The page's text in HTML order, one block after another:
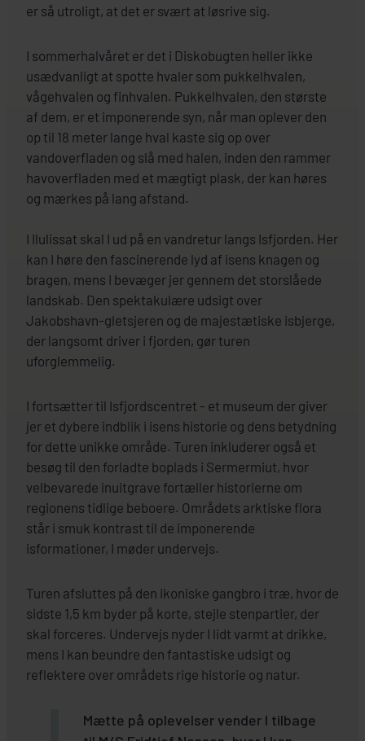
er så utroligt, at det er svært at løsrive sig.
I sommerhalvåret er det i Diskobugten heller ikke
usædvanligt at spotte hvaler som pukkelhvalen,
vågehvalen og finhvalen. Pukkelhvalen, den største
af dem, er et imponerende syn, når man oplever den
op til 18 meter lange hval kaste sig op over
vandoverfladen og slå med halen, inden den rammer
havoverfladen med et mægtigt plask, der kan høres
og mærkes på lang afstand.
I Ilulissat skal I ud på en vandretur langs Isfjorden. Her
kan I høre den fascinerende lyd af isens knagen og
bragen, mens I bevæger jer gennem det storslåede
landskab. Den spektakulære udsigt over
Jakobshavn-gletsjeren og de majestætiske isbjerge,
der langsomt driver i fjorden, gør turen
uforglemmelig.
I fortsætter til Isfjordscentret - et museum der giver
jer et dybere indblik i isens historie og dens betydning
for dette unikke område. Turen inkluderer også et
besøg til den forladte boplads i Sermermiut, hvor
velbevarede inuitgrave fortæller historierne om
regionens tidlige beboere. Områdets arktiske flora
står i smuk kontrast til de imponerende
isformationer, I møder undervejs.
Turen afsluttes på den ikoniske gangbro i træ, hvor de
sidste 1,5 km byder på korte, stejle stenpartier, der
skal forceres. Undervejs nyder I lidt varmt at drikke,
mens I kan beundre den fantastiske udsigt og
reflektere over områdets rige historie og natur.
Mætte på oplevelser vender I tilbage